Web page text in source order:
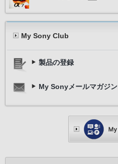
My Sony Club
製品の登録
My Sonyメールマガジン